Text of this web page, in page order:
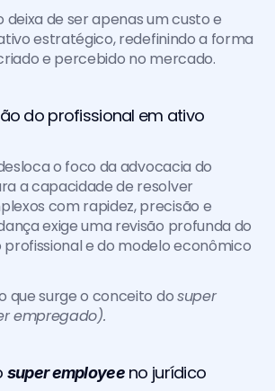
de ser apenas um custo e
estratégico, redefinindo a forma
e percebido no mercado.
do profissional em ativo
o foco da advocacia do
a capacidade de resolver
com rapidez, precisão e
exige uma revisão profunda do
e do modelo econômico
que surge o conceito do super
empregado).
super employee no jurídico